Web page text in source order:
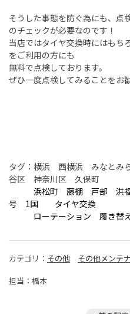
そうした事態を防ぐ為にも、点
のチェックが必要なのです！
当店ではタイヤ交換時にはもち
をご利用の方にも
無料で点検しております。
ぜひ一度点検してみることをお
タグ：横浜 西横浜 みなと
谷区 神奈川区 久保町
浜松町 藤棚 戸部 洪福
号 1国 タイヤ交換
ローテーション 履き替
カテゴリ： その他 その他メンテ
担当：橋本